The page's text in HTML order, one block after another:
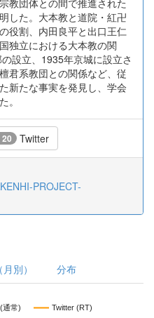
教団体との間で推進された
した。大本教と道院・紅卍
役割、内田良平と出口王仁
独立における大本教の関
設立、1935年京城に設立さ
君系教団との関係など、従
新たな事実を発見し、学会
。
Twitter
PROJECT-
別） 分布
通常) Twitter (RT)